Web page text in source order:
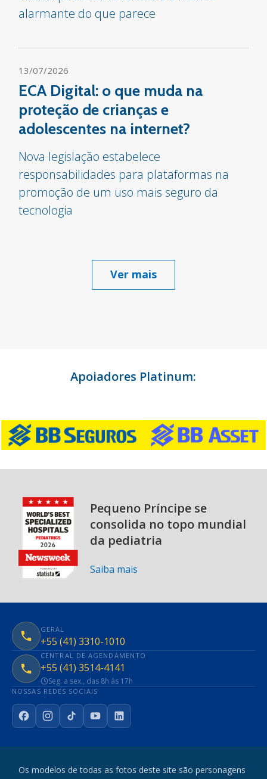
alarmante do que parece
13/07/2026
ECA Digital: o que muda na
proteção de crianças e
adolescentes na internet?
Nova legislação estabelece
responsabilidades para plataformas na
promoção de um uso mais seguro da
tecnologia
Ver mais
Apoiadores Platinum:
Pequeno Príncipe se
consolida no topo mundial
da pediatria
Saiba mais
GERAL
+55 (41) 3310-1010
CENTRAL DE AGENDAMENTO
+55 (41) 3514-4141
Seg. a sex., das 8h às 17h
NOSSAS REDES SOCIAIS
FacebookInstagram
TikTokYouTubeLinkedIn
Os modelos de todas as fotos deste site são personagens